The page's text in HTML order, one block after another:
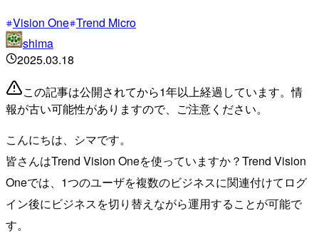
Vision One Trend Micro
shima
2025.03.18
この記事は公開されてから1年以上経過しています。情
報が古い可能性がありますので、ご注意ください。
こんにちは、シマです。
皆さんはTrend Vision Oneを使っていますか？Trend Vision
Oneでは、1つのユーザを複数のビジネスに関連付けてログ
イン後にビジネスを切り替えながら運用することが可能で
す。